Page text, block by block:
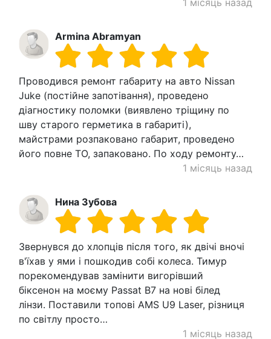
1 місяць назад
Armina Abramyan
Проводився ремонт габариту на авто Nissan
Juke (постійне запотівання), проведено
діагностику поломки (виявлено тріщину по
шву старого герметика в габариті),
майстрами розпаковано габарит, проведено
його повне ТО, запаковано. По ходу ремонту…
1 місяць назад
Нина Зубова
Звернувся до хлопців після того, як двічі вночі
в'їхав у ями і пошкодив собі колеса. Тимур
порекомендував замінити вигорівший
біксенон на моєму Passat B7 на нові білед
лінзи. Поставили топові AMS U9 Laser, різниця
по світлу просто…
1 місяць назад